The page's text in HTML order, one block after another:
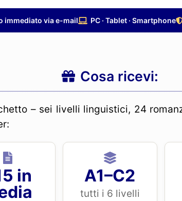
immediato via e-mail PC · Tablet · Smartphone
Cosa ricevi:
– sei livelli linguistici, 24
in
A1–C2
tutti i 6 livelli